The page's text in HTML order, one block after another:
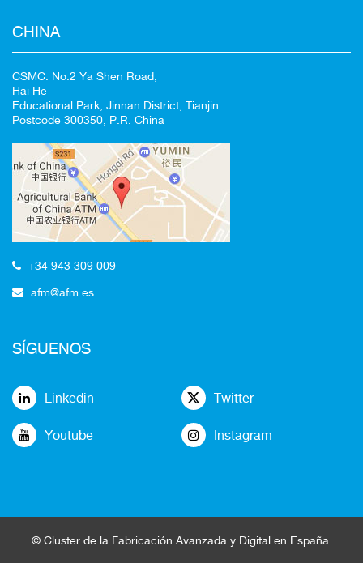
CHINA
CSMC. No.2 Ya Shen Road,
Hai He
Educational Park, Jinnan District, Tianjin
Postcode 300350, P.R. China
+34 943 309 009
afm@afm.es
SÍGUENOS
Linkedin Twitter
Youtube Instagram
© Clusterde la Fabricación Avanzada y Digital en España